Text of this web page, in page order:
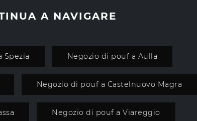
A NAVIGARE
Spezia Negozio di pouf a Aulla
Negozio di pouf a Castelnuovo Magra
Negozio di pouf a Viareggio